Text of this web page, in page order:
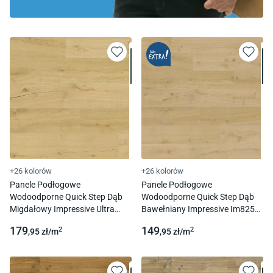
+26 kolorów
Panele Podłogowe
Wodoodporne Quick Step Dąb
Migdałowy Impressive Ultra
Fuga
179,95zł/m2
+26 kolorów
Panele Podłogowe
Wodoodporne Quick Step Dąb
Bawełniany Impressive Im8254
149,95zł/m2